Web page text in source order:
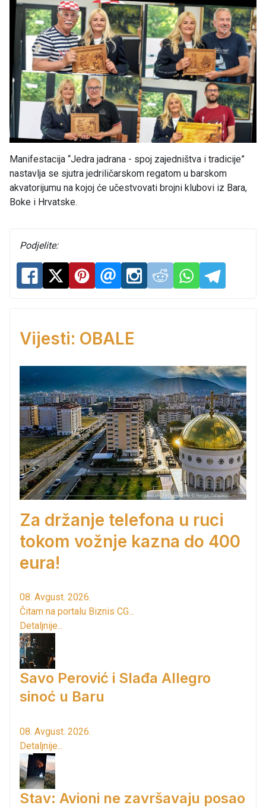
Manifestacija “Jedra jadrana - spoj zajedništva i tradicije”
nastavlja se sjutra jedriličarskom regatom u barskom
akvatorijumu na kojoj će učestvovati brojni klubovi iz Bara,
Boke i Hrvatske.
Podjelite:
Vijesti: OBALE
Za držanje telefona u ruci
tokom vožnje kazna do 400
eura!
08. Avgust. 2026.
Čitam na portalu Biznis CG...
Detaljnije...
Savo Perović i Slađa Allegro
sinoć u Baru
08. Avgust. 2026.
Detaljnije...
Stav: Avioni ne završavaju posao